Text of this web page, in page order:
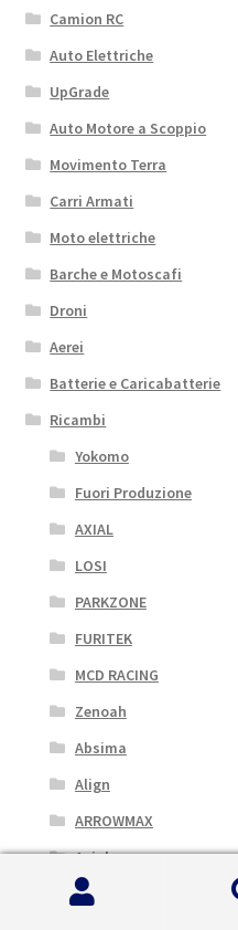
Camion RC
Auto Elettriche
UpGrade
Auto Motore a Scoppio
Movimento Terra
Carri Armati
Moto elettriche
Barche e Motoscafi
Droni
Aerei
Batterie e Caricabatterie
Ricambi
Yokomo
Fuori Produzione
AXIAL
LOSI
PARKZONE
FURITEK
MCD RACING
Zenoah
Absima
Align
ARROWMAX
Axial
BlackBull